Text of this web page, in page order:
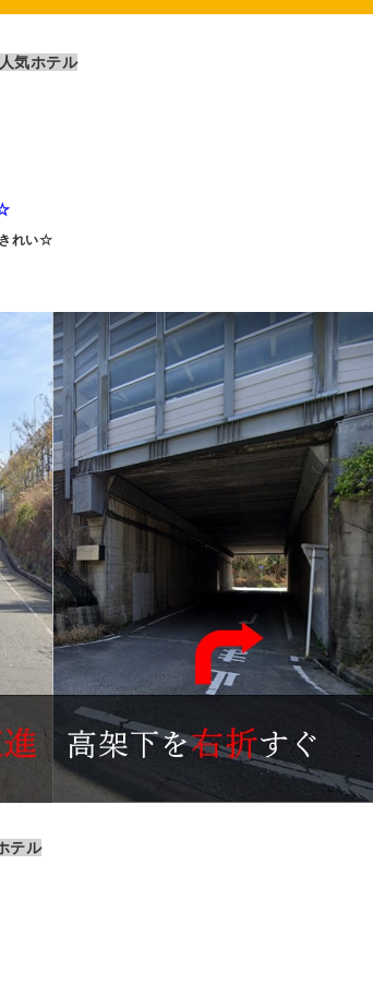
気ホテル
れい☆
テル